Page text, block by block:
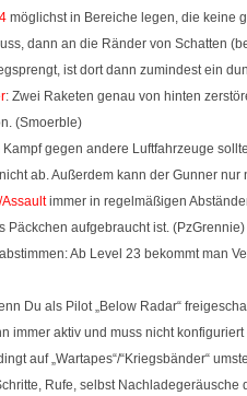
möglichst in Bereiche legen, die keine
dann an die Ränder von Schatten
ist dort dann zumindest ein
: Zwei Raketen genau von hinten
(Smoerble)
Kampf gegen andere Luftfahrzeuge
ab. Außerdem kann der Gunner
immer in regelmäßigen
Päckchen aufgebraucht ist. (PzGrennie)
abstimmen: Ab Level 23 bekommt man
Du als Pilot „Below Radar“
immer aktiv und muss nicht
auf „Wartapes“/“Kriegsbänder“
Rufe, selbst